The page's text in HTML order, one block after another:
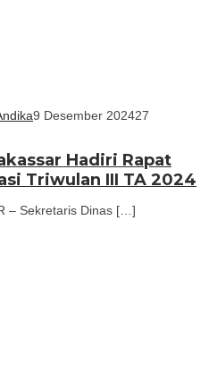
9 Desember 202427
Hadiri Rapat
Triwulan III TA 2024
– Sekretaris Dinas […]